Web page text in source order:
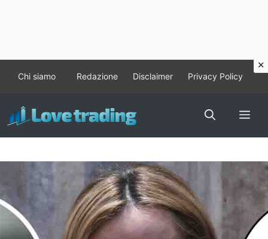
contenuto
Chi siamo Redazione Disclaimer Privacy Policy